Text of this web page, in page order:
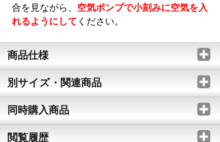
合を見ながら、 空気ポンプで小刻みに空気を入
れるようにして ください。
商品仕様
別サイズ・関連商品
同時購入商品
閲覧履歴